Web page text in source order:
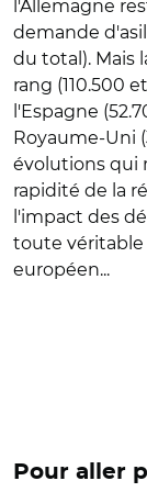
l'Allemagne
demande
du total). Mais
rang (110.500
l'Espagne
Royaume-Uni
évolutions qui
rapidité de la
l'impact des
toute véritable
européen...
Pour aller